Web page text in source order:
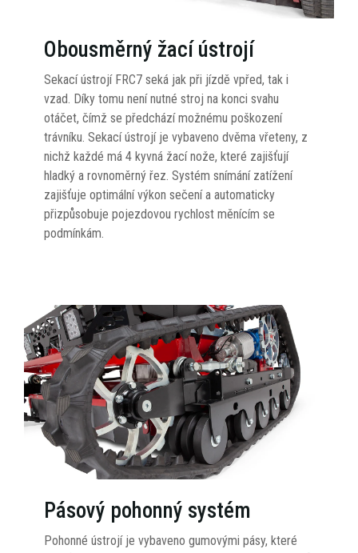
Obousměrný žací ústrojí
Sekací ústrojí FRC7 seká jak při jízdě vpřed, tak i
vzad. Díky tomu není nutné stroj na konci svahu
otáčet, čímž se předchází možnému poškození
trávníku. Sekací ústrojí je vybaveno dvěma vřeteny, z
nichž každé má 4 kyvná žací nože, které zajišťují
hladký a rovnoměrný řez. Systém snímání zatížení
zajišťuje optimální výkon sečení a automaticky
přizpůsobuje pojezdovou rychlost měnícím se
podmínkám.
Pásový pohonný systém
Pohonné ústrojí je vybaveno gumovými pásy, které